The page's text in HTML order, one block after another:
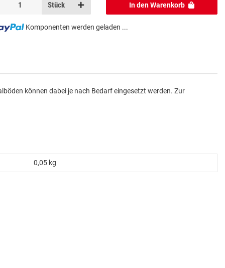
Stück In den Warenkorb
Komponenten werden geladen ...
können dabei je nach Bedarf eingesetzt werden. Zur
0,05 kg